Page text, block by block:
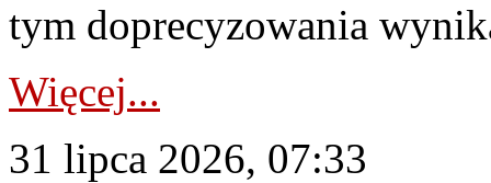
tym doprecyzowania
Więcej...
31 lipca 2026, 07:33